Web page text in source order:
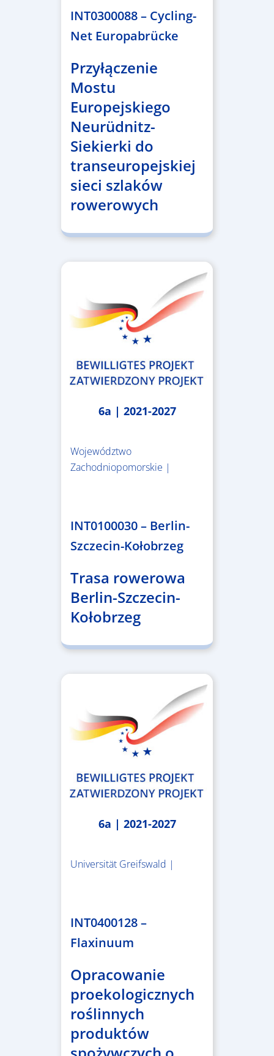
INT0300088 – Cycling-
Net Europabrücke
Przyłączenie
Mostu
Europejskiego
Neurüdnitz-
Siekierki do
transeuropejskiej
sieci szlaków
rowerowych
6a | 2021-2027
Województwo
Zachodniopomorskie |
INT0100030 – Berlin-
Szczecin-Kołobrzeg
Trasa rowerowa
Berlin-Szczecin-
Kołobrzeg
6a | 2021-2027
Universität Greifswald |
INT0400128 –
Flaxinuum
Opracowanie
proekologicznych
roślinnych
produktów